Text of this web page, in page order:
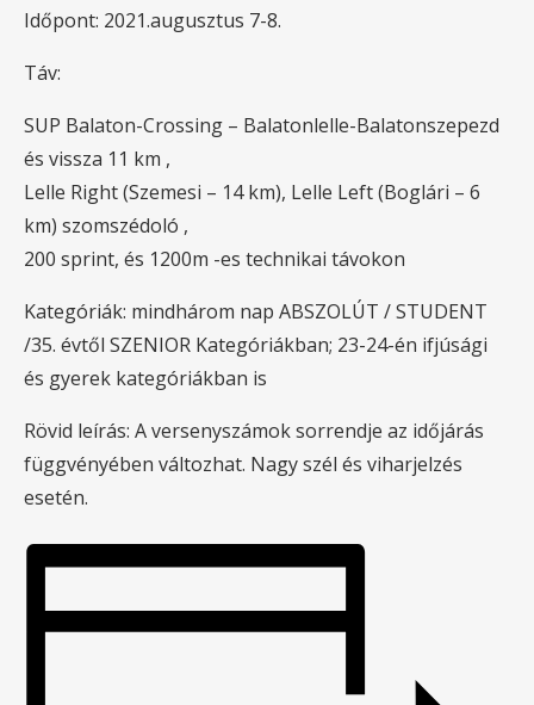
Időpont: 2021.augusztus 7-8.
Táv:
SUP Balaton-Crossing – Balatonlelle-Balatonszepezd
és vissza 11 km ,
Lelle Right (Szemesi – 14 km), Lelle Left (Boglári – 6
km) szomszédoló ,
200 sprint, és 1200m -es technikai távokon
Kategóriák: mindhárom nap ABSZOLÚT / STUDENT
/35. évtől SZENIOR Kategóriákban; 23-24-én ifjúsági
és gyerek kategóriákban is
Rövid leírás: A versenyszámok sorrendje az időjárás
függvényében változhat. Nagy szél és viharjelzés
esetén.